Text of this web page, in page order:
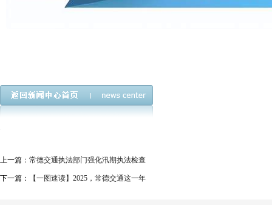
上一篇： 常德交通执法部门强化汛期执法检查
下一篇： 【一图速读】2025，常德交通这一年